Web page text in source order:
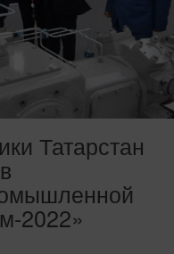
Татарстан
2022»